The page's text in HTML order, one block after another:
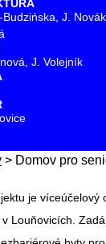
J.
J. Volejník
> Domov pro
je víceúčelový
Louňovicích.